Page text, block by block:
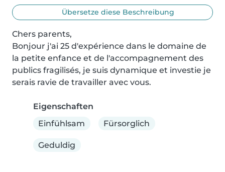
Übersetze diese Beschreibung
Chers parents,
Bonjour j'ai 25 d'expérience dans le domaine de
la petite enfance et de l'accompagnement des
publics fragilisés, je suis dynamique et investie je
serais ravie de travailler avec vous.
Eigenschaften
Einfühlsam
Fürsorglich
Geduldig